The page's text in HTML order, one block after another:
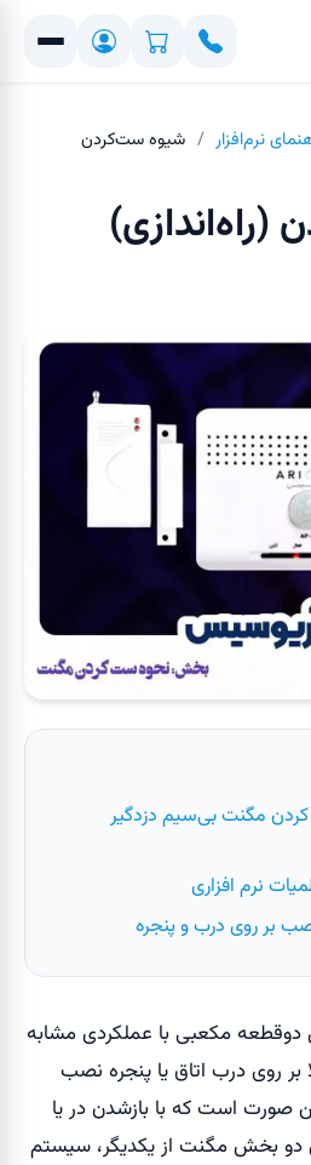
نرم‌افزار / شیوه ست‌کردن
مگنت بی‌سیم دزدگیر
مکعبی با عملکردی مشابه
روی درب اتاق یا پنجره نصب
صورت است که با بازشدن در یا
دو بخش مگنت از یکدیگر، سیستم